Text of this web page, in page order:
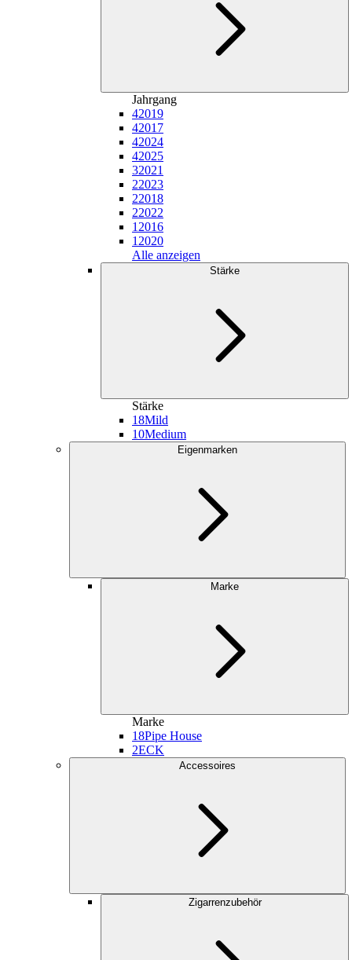
Jahrgang
42019
42017
42024
42025
32021
22023
22018
22022
1 2016
1 2020
Alle anzeigen
Stärke
Stärke
18Mild
10Medium
Eigenmarken
Marke
Marke
18Pipe House
2ECK
Accessoires
Zigarrenzubehör